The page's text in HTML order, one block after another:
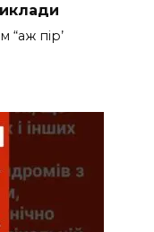
“аж пір’